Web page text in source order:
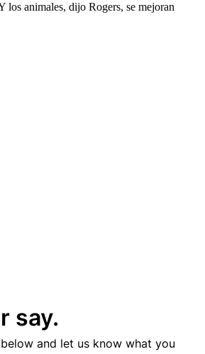
los animales, dijo Rogers, se mejoran
say.
and let us know what you